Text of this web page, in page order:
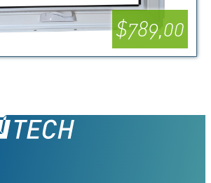
$789,00